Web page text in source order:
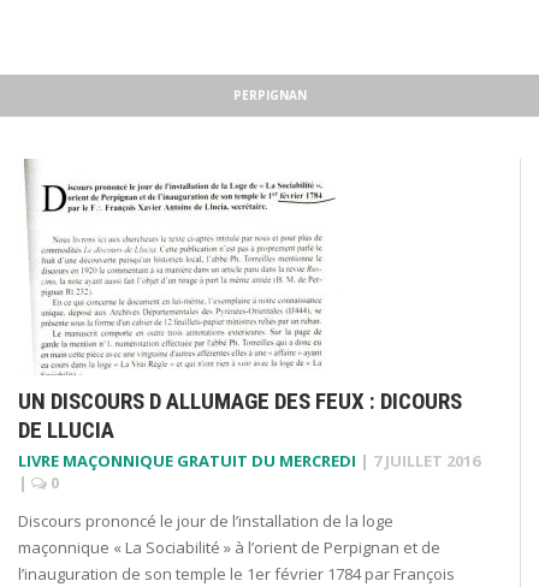
PERPIGNAN
UN DISCOURS D ALLUMAGE DES FEUX : DICOURS
DE LLUCIA
LIVRE MAÇONNIQUE GRATUIT DU MERCREDI | 7 JUILLET 2016
|
0
Discours prononcé le jour de l’installation de la loge
maçonnique « La Sociabilité » à l’orient de Perpignan et de
l’inauguration de son temple le 1er février 1784 par François